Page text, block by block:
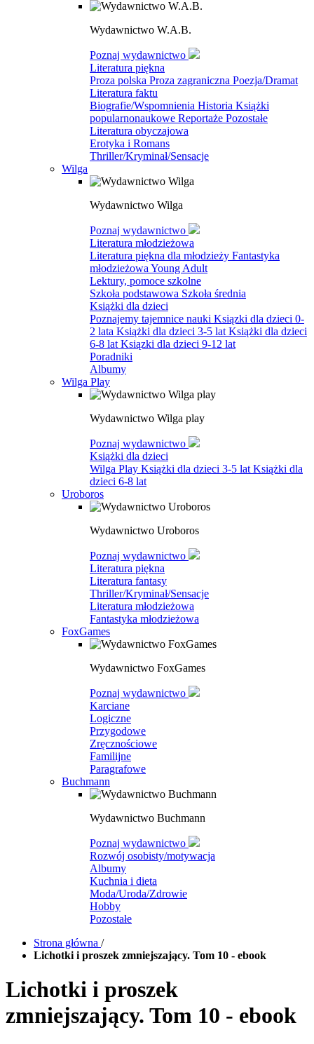
Wydawnictwo W.A.B.
Poznaj wydawnictwo
Literatura piękna
Proza polska Proza zagraniczna Poezja/Dramat
Literatura faktu
Biografie/Wspomnienia Historia Książki
popularnonaukowe Reportaże Pozostałe
Literatura obyczajowa
Erotyka i Romans
Thriller/Kryminał/Sensacje
Wilga
Wydawnictwo Wilga
Poznaj wydawnictwo
Literatura młodzieżowa
Literatura piękna dla młodzieży Fantastyka
młodzieżowa Young Adult
Lektury, pomoce szkolne
Szkoła podstawowa Szkoła średnia
Książki dla dzieci
Poznajemy tajemnice nauki Ksiązki dla dzieci 0-
2 lata Książki dla dzieci 3-5 lat Książki dla dzieci
6-8 lat Ksiązki dla dzieci 9-12 lat
Poradniki
Albumy
Wilga Play
Wydawnictwo Wilga play
Poznaj wydawnictwo
Książki dla dzieci
Wilga Play Książki dla dzieci 3-5 lat Książki dla
dzieci 6-8 lat
Uroboros
Wydawnictwo Uroboros
Poznaj wydawnictwo
Literatura piękna
Literatura fantasy
Thriller/Kryminał/Sensacje
Literatura młodzieżowa
Fantastyka młodzieżowa
FoxGames
Wydawnictwo FoxGames
Poznaj wydawnictwo
Karciane
Logiczne
Przygodowe
Zręcznościowe
Familijne
Paragrafowe
Buchmann
Wydawnictwo Buchmann
Poznaj wydawnictwo
Rozwój osobisty/motywacja
Albumy
Kuchnia i dieta
Moda/Uroda/Zdrowie
Hobby
Pozostałe
Strona główna /
Lichotki i proszek zmniejszający. Tom 10 - ebook
Lichotki i proszek
zmniejszający. Tom 10 - ebook